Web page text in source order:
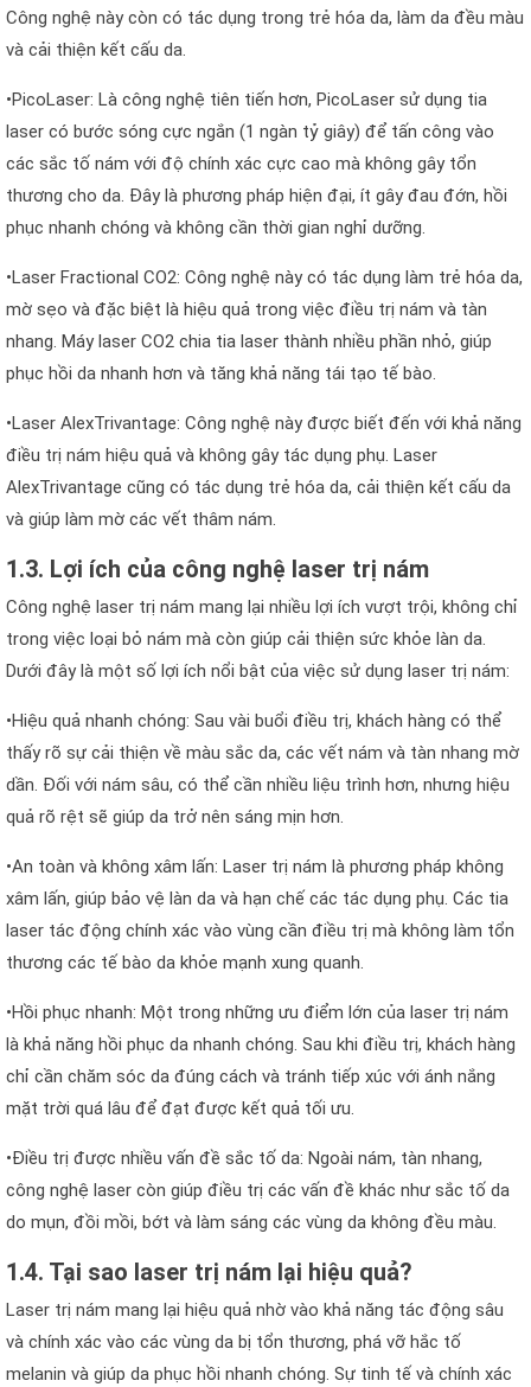
Công nghệ này còn có tác dụng trong trẻ hóa da, làm da đều màu
và cải thiện kết cấu da.
•PicoLaser: Là công nghệ tiên tiến hơn, PicoLaser sử dụng tia
laser có bước sóng cực ngắn (1 ngàn tỷ giây) để tấn công vào
các sắc tố nám với độ chính xác cực cao mà không gây tổn
thương cho da. Đây là phương pháp hiện đại, ít gây đau đớn, hồi
phục nhanh chóng và không cần thời gian nghỉ dưỡng.
•Laser Fractional CO2: Công nghệ này có tác dụng làm trẻ hóa da,
mờ sẹo và đặc biệt là hiệu quả trong việc điều trị nám và tàn
nhang. Máy laser CO2 chia tia laser thành nhiều phần nhỏ, giúp
phục hồi da nhanh hơn và tăng khả năng tái tạo tế bào.
•Laser AlexTrivantage: Công nghệ này được biết đến với khả năng
điều trị nám hiệu quả và không gây tác dụng phụ. Laser
AlexTrivantage cũng có tác dụng trẻ hóa da, cải thiện kết cấu da
và giúp làm mờ các vết thâm nám.
1.3. Lợi ích của công nghệ laser trị nám
Công nghệ laser trị nám mang lại nhiều lợi ích vượt trội, không chỉ
trong việc loại bỏ nám mà còn giúp cải thiện sức khỏe làn da.
Dưới đây là một số lợi ích nổi bật của việc sử dụng laser trị nám:
•Hiệu quả nhanh chóng: Sau vài buổi điều trị, khách hàng có thể
thấy rõ sự cải thiện về màu sắc da, các vết nám và tàn nhang mờ
dần. Đối với nám sâu, có thể cần nhiều liệu trình hơn, nhưng hiệu
quả rõ rệt sẽ giúp da trở nên sáng mịn hơn.
•An toàn và không xâm lấn: Laser trị nám là phương pháp không
xâm lấn, giúp bảo vệ làn da và hạn chế các tác dụng phụ. Các tia
laser tác động chính xác vào vùng cần điều trị mà không làm tổn
thương các tế bào da khỏe mạnh xung quanh.
•Hồi phục nhanh: Một trong những ưu điểm lớn của laser trị nám
là khả năng hồi phục da nhanh chóng. Sau khi điều trị, khách hàng
chỉ cần chăm sóc da đúng cách và tránh tiếp xúc với ánh nắng
mặt trời quá lâu để đạt được kết quả tối ưu.
•Điều trị được nhiều vấn đề sắc tố da: Ngoài nám, tàn nhang,
công nghệ laser còn giúp điều trị các vấn đề khác như sắc tố da
do mụn, đồi mồi, bớt và làm sáng các vùng da không đều màu.
1.4. Tại sao laser trị nám lại hiệu quả?
Laser trị nám mang lại hiệu quả nhờ vào khả năng tác động sâu
và chính xác vào các vùng da bị tổn thương, phá vỡ hắc tố
melanin và giúp da phục hồi nhanh chóng. Sự tinh tế và chính xác